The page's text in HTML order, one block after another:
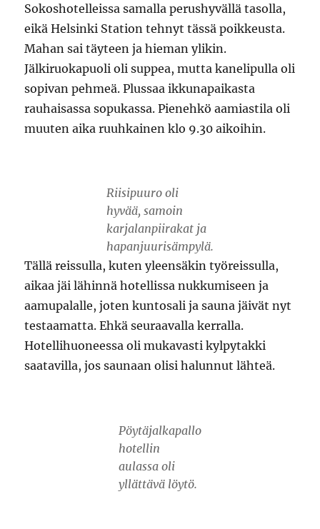
Sokoshotelleissa samalla perushyvällä tasolla,
eikä Helsinki Station tehnyt tässä poikkeusta.
Mahan sai täyteen ja hieman ylikin.
Jälkiruokapuoli oli suppea, mutta kanelipulla oli
sopivan pehmeä. Plussaa ikkunapaikasta
rauhaisassa sopukassa. Pienehkö aamiastila oli
muuten aika ruuhkainen klo 9.30 aikoihin.
Riisipuuro oli
hyvää, samoin
karjalanpiirakat ja
hapanjuurisämpylä.
Tällä reissulla, kuten yleensäkin työreissulla,
aikaa jäi lähinnä hotellissa nukkumiseen ja
aamupalalle, joten kuntosali ja sauna jäivät nyt
testaamatta. Ehkä seuraavalla kerralla.
Hotellihuoneessa oli mukavasti kylpytakki
saatavilla, jos saunaan olisi halunnut lähteä.
Pöytäjalkapallo
hotellin
aulassa oli
yllättävä löytö.